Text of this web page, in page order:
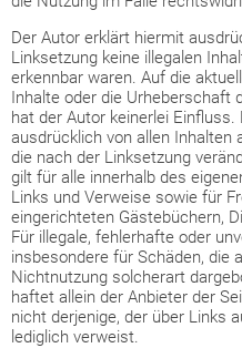
Der Autor erklärt hiermit
Linksetzung keine illegalen
erkennbar waren. Auf die
Inhalte oder die Urheberschaft
hat der Autor keinerlei
ausdrücklich von allen Inhalten
die nach der Linksetzung
gilt für alle innerhalb des
Links und Verweise sowie für
eingerichteten Gästebüchern,
Für illegale, fehlerhafte oder
insbesondere für Schäden, die
Nichtnutzung solcherart
haftet allein der Anbieter der
nicht derjenige, der über Links
lediglich verweist.